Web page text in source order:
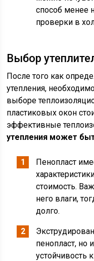
способ менее
проверки в
Выбор
После того как
утепления,
выборе
пластиковых окон
эффективные
утепления может
Пенопласт
стоимость.
него влаги,
долго.
пенопласт, но
устойчивость